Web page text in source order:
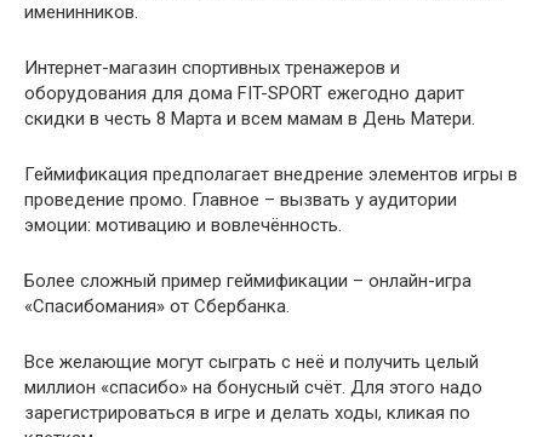
именинников.
Интернет-магазин спортивных тренажеров и
оборудования для дома FIT-SPORT ежегодно дарит
скидки в честь 8 Марта и всем мамам в День Матери.
Геймификация предполагает внедрение элементов игры в
проведение промо. Главное – вызвать у аудитории
эмоции: мотивацию и вовлечённость.
Более сложный пример геймификации – онлайн-игра
«Спасибомания» от Сбербанка.
Все желающие могут сыграть с неё и получить целый
миллион «спасибо» на бонусный счёт. Для этого надо
зарегистрироваться в игре и делать ходы, кликая по